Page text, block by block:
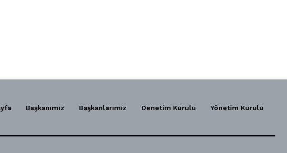
Başkanımız Başkanlarımız Denetim Kurulu Yönetim Kurulu